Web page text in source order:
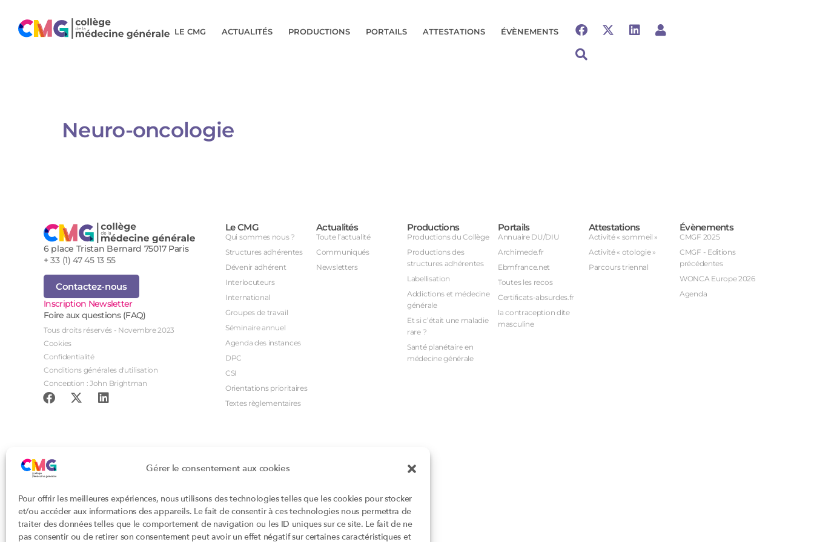
Gérer le consentement aux cookies
Pour offrir les meilleures expériences, nous utilisons des technologies telles que les cookies pour stocker
et/ou accéder aux informations des appareils. Le fait de consentir à ces technologies nous permettra de
traiter des données telles que le comportement de navigation ou les ID uniques sur ce site. Le fait de ne
pas consentir ou de retirer son consentement peut avoir un effet négatif sur certaines caractéristiques et
LE CMG ACTUALITÉS PRODUCTIONS PORTAILS ATTESTATIONS ÉVÈNEMENTS
Neuro-oncologie ​​​​​​​​
6 place Tristan Bernard 75017 Paris
+ 33 (1) 47 45 13 55
Contactez-nous
Inscription Newsletter
Foire aux questions (FAQ)
Tous droits réservés - Novembre 2023
Cookies
Confidentialité
Conditions générales d'utilisation
Conception : John Brightman
Le CMG
Qui sommes nous ?
Structures adhérentes
Dévenir adhérent
Interlocuteurs
International
Groupes de travail
Séminaire annuel
Agenda des instances
DPC
CSI
Orientations prioritaires
Textes règlementaires
Actualités
Toute l’actualité
Communiqués
Newsletters
Productions
Productions du Collège
Productions des
structures adhérentes
Labellisation
Addictions et médecine
générale
Et si c’était une maladie
rare ?
Santé planétaire en
médecine générale
Portails
Annuaire DU/DIU
Archimede.fr
Ebmfrance.net
Toutes les recos
Certificats-absurdes.fr
la contraception dite
masculine
Attestations
Activité « sommeil »
Activité « otologie »
Parcours triennal
Évènements
CMGF 2025
CMGF - Editions
précédentes
WONCA Europe 2026
Agenda